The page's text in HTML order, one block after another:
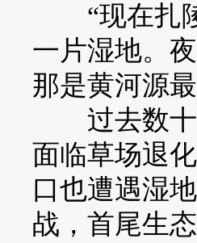
“现在扎陵
一片湿地。
那是黄河源
过去数十
面临草场退
口也遭遇湿
战，首尾生